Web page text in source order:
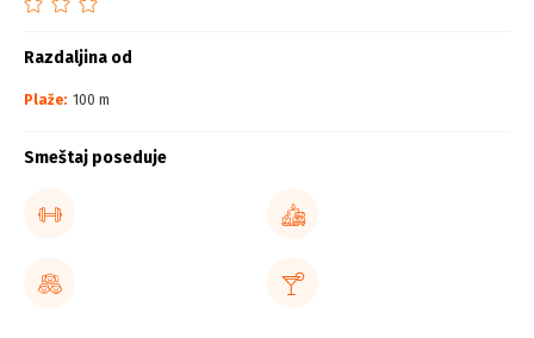
Razdaljina od
Plaže: 100 m
Smeštaj poseduje